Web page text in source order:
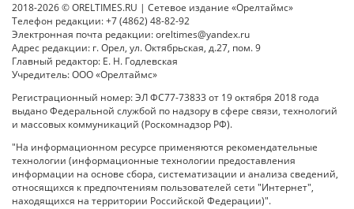
2018-2026 © ORELTIMES.RU | Сетевое издание «Орелтаймс»
Телефон редакции: +7 (4862) 48-82-92
Электронная почта редакции: oreltimes@yandex.ru
Адрес редакции: г. Орел, ул. Октябрьская, д.27, пом. 9
Главный редактор: Е. Н. Годлевская
Учредитель: ООО «Орелтаймс»
Регистрационный номер: ЭЛ ФС77-73833 от 19 октября 2018 года
выдано Федеральной службой по надзору в сфере связи, технологий
и массовых коммуникаций (Роскомнадзор РФ).
"На информационном ресурсе применяются рекомендательные
технологии (информационные технологии предоставления
информации на основе сбора, систематизации и анализа сведений,
относящихся к предпочтениям пользователей сети "Интернет",
находящихся на территории Российской Федерации)".